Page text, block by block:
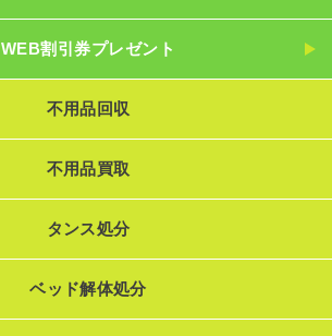
WEB割引券プレゼント
不用品回収
不用品買取
タンス処分
ベッド解体処分